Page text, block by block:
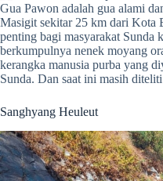
Gua Pawon adalah gua alami
Masigit sekitar 25 km dari Kota
penting bagi masyarakat Sunda
berkumpulnya nenek moyang
kerangka manusia purba yang
Sunda. Dan saat ini masih
Sanghyang Heuleut